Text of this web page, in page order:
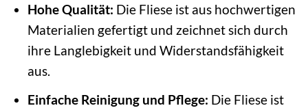
Hohe Qualität: Die Fliese ist aus hochwertigen
Materialien gefertigt und zeichnet sich durch
ihre Langlebigkeit und Widerstandsfähigkeit
aus.
Einfache Reinigung und Pflege: Die Fliese ist